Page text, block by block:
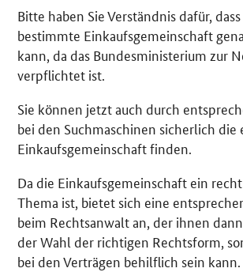
Bitte haben Sie Verständnis dafür,
bestimmte Einkaufsgemeinschaft
kann, da das Bundesministerium zur
verpflichtet ist.
Sie können jetzt auch durch
bei den Suchmaschinen sicherlich die
Einkaufsgemeinschaft finden.
Da die Einkaufsgemeinschaft ein
Thema ist, bietet sich eine
beim Rechtsanwalt an, der ihnen
der Wahl der richtigen Rechtsform,
bei den Verträgen behilflich sein kann.